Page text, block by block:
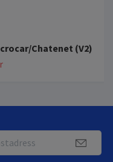
Chatenet (V2)